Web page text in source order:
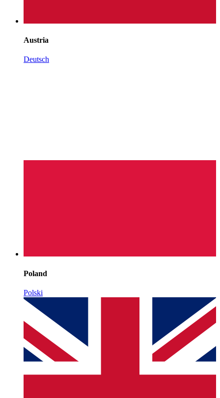
Austria
Deutsch
Poland
Polski